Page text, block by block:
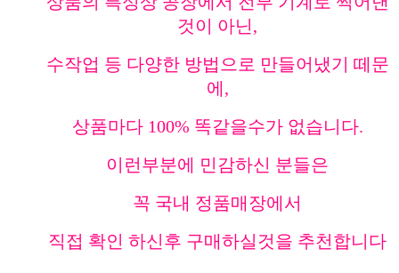
것이 아닌,
수작업 등 다양한 방법으로 만들어냈기 떼문
에,
상품마다 100% 똑같을수가 없습니다.
이런부분에 민감하신 분들은
꼭 국내 정품매장에서
직접 확인 하신후 구매하실것을 추천합니다